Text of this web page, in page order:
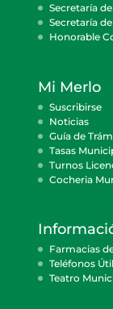
Secretaría
Secretaría
Honorable
Mi Merlo
Suscribirse
Noticias
Guía de
Tasas
Turnos
Cocheria
Farmacias
Teléfonos
Teatro